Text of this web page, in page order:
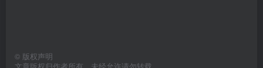
© 版权声明